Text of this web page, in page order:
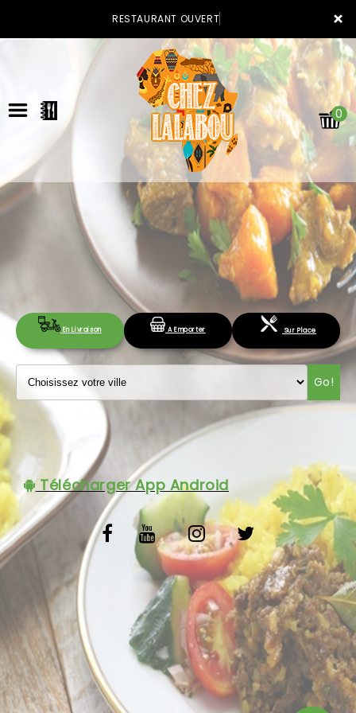
×
RESTAURANT OUVERT
VOTRE COMPTE
NOTRE RESTAURANT
VOS AVIS
MENTIONS LÉGALES
0
En Livraison A Emporter Sur Place
Go!
Télécharger App Android